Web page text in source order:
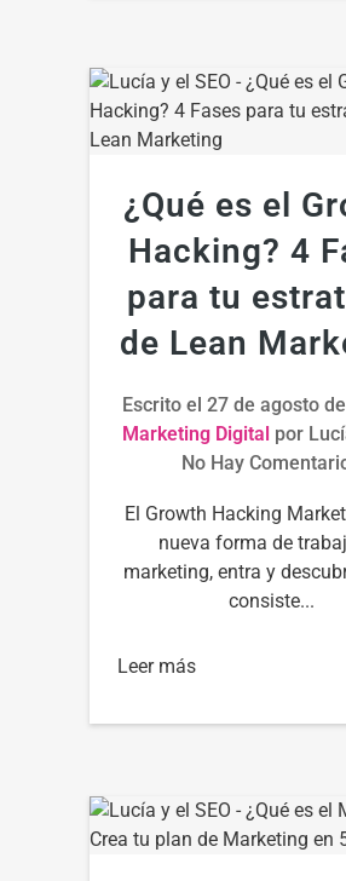
¿Qué es el
Hacking? 4
para tu
de Lean
Escrito el 27 de agosto
Marketing Digital por
No Hay
El Growth Hacking
nueva forma de
marketing, entra y
consiste...
Leer más